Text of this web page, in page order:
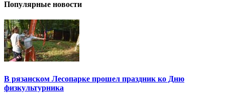
Популярные новости
В рязанском Лесопарке прошел праздник ко Дню
физкультурника